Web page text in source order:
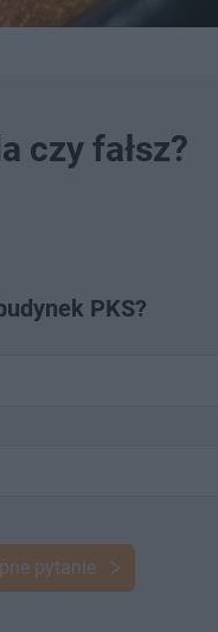
czy fałsz?
PKS?
pytanie